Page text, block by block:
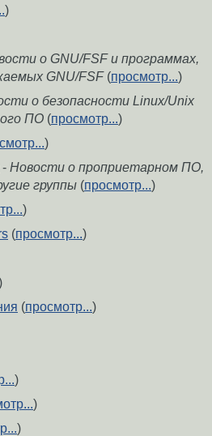
)
о GNU/FSF и программах,
GNU/FSF(просмотр...)
о безопасности Linux/Unix
ПО (просмотр...)
)
- Новости о проприетарном ПО,
группы (просмотр...)
)
(просмотр...)
(просмотр...)
)
)
)